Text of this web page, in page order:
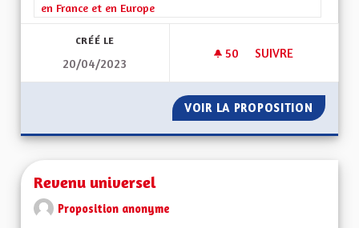
en France et en Europe
CRÉÉ LE
20/04/2023
50 50 ABONNÉS
SUIVRE
VOIR LA PROPOSITION ET
Revenu universel
Proposition anonyme